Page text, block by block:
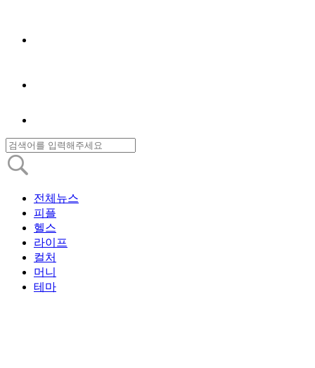
전체뉴스
피플
헬스
라이프
컬처
머니
테마